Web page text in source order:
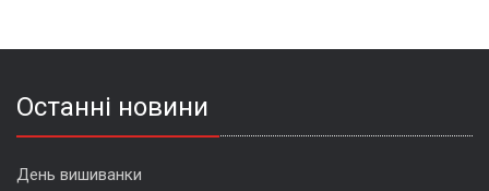
Останні новини
День вишиванки